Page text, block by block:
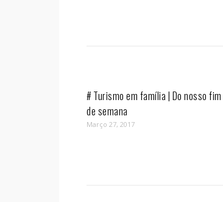
# Turismo em família | Do nosso fim
de semana
Março 27, 2017